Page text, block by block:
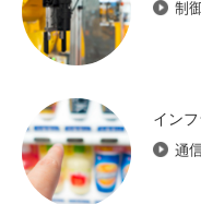
制
イン
通